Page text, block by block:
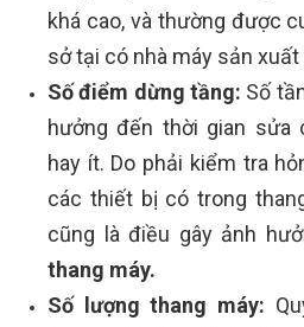
khá cao, và thường được
sở tại có nhà máy sản xuất
Số điểm dừng tầng: Số
hưởng đến thời gian sửa
hay ít. Do phải kiểm tra
các thiết bị có trong
cũng là điều gây ảnh
thang máy.
Số lượng thang máy: